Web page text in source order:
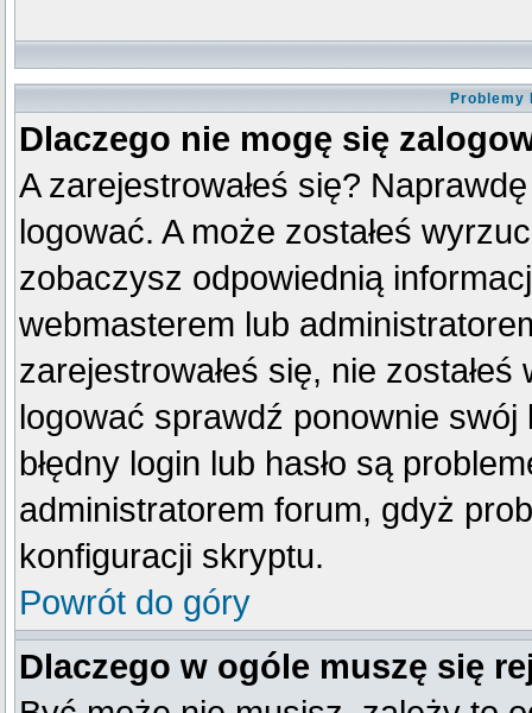
Problemy
Dlaczego nie mogę się
A zarejestrowałeś się?
logować. A może zostałeś
zobaczysz odpowiednią
webmasterem lub
zarejestrowałeś się, nie
logować sprawdź ponownie swój
błędny login lub hasło są
administratorem forum, gdyż
konfiguracji skryptu.
Powrót do góry
Dlaczego w ogóle muszę się